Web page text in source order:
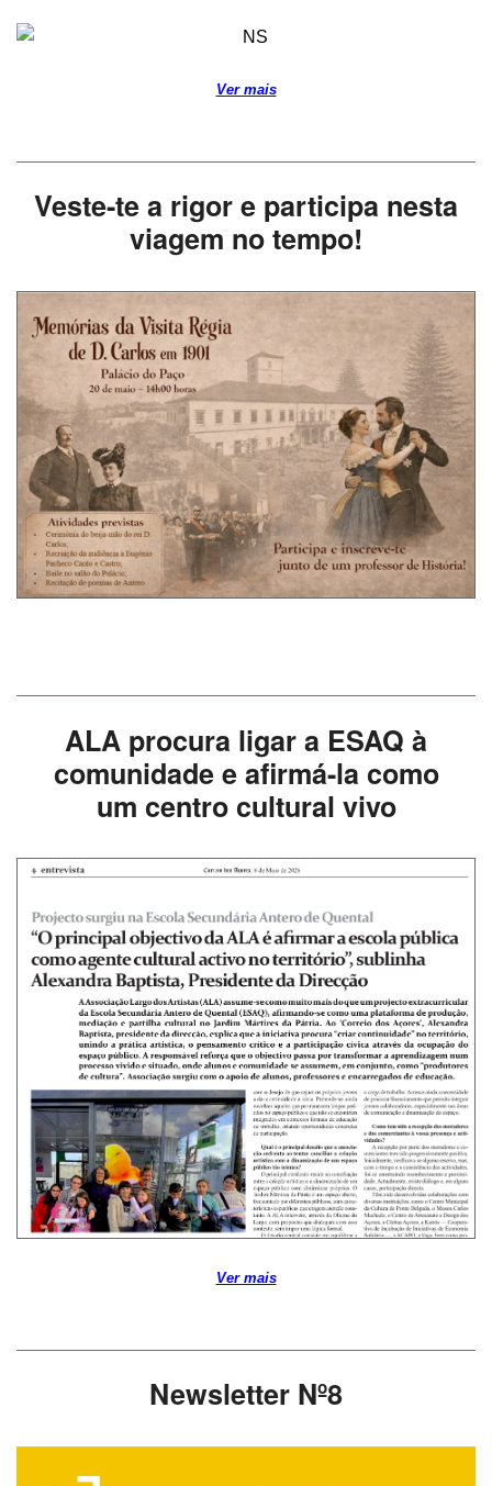
Ver mais
Veste-te a rigor e participa nesta
viagem no tempo!
ALA procura ligar a ESAQ à
comunidade e afirmá-la como
um centro cultural vivo
Ver mais
Newsletter Nº8